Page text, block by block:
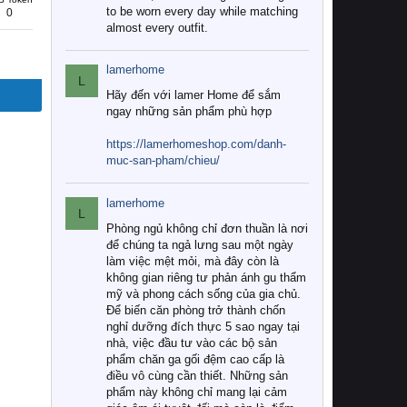
0
to be worn every day while matching
almost every outfit.
L
lamerhome
Hãy đến với lamer Home để sắm
ngay những sản phẩm phù hợp
https://lamerhomeshop.com/danh-
muc-san-pham/chieu/
L
lamerhome
Phòng ngủ không chỉ đơn thuần là nơi
để chúng ta ngả lưng sau một ngày
làm việc mệt mỏi, mà đây còn là
không gian riêng tư phản ánh gu thẩm
mỹ và phong cách sống của gia chủ.
Để biến căn phòng trở thành chốn
nghỉ dưỡng đích thực 5 sao ngay tại
nhà, việc đầu tư vào các bộ sản
phẩm chăn ga gối đệm cao cấp là
điều vô cùng cần thiết. Những sản
phẩm này không chỉ mang lại cảm